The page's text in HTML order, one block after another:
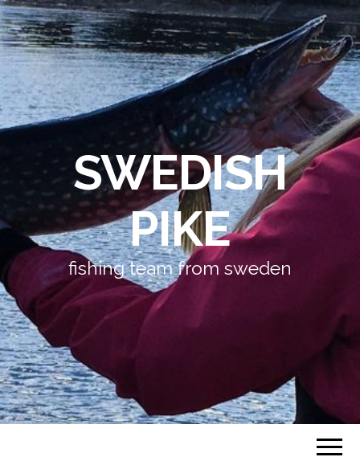
SWEDISH
PIKE
fishing team from sweden